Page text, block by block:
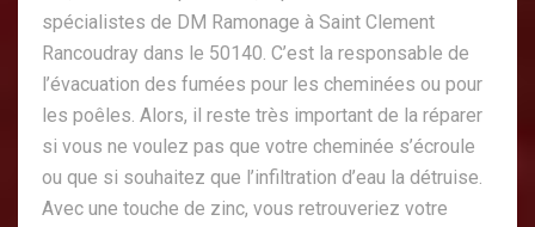
spécialistes de DM Ramonage à Saint Clement
Rancoudray dans le 50140. C’est la responsable de
l’évacuation des fumées pour les cheminées ou pour
les poêles. Alors, il reste très important de la réparer
si vous ne voulez pas que votre cheminée s’écroule
ou que si souhaitez que l’infiltration d’eau la détruise.
Avec une touche de zinc, vous retrouveriez votre